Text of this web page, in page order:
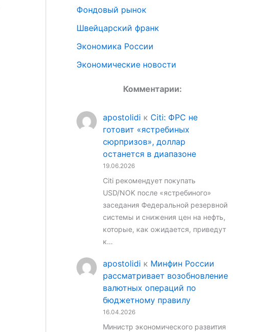
Фондовый рынок
Швейцарский франк
Экономика России
Экономические новости
Комментарии:
apostolidi к Citi: ФРС не
готовит «ястребиных
сюрпризов», доллар
останется в диапазоне
19.06.2026
Citi рекомендует покупать
USD/NOK после «ястребиного»
заседания Федеральной резервной
системы и снижения цен на нефть,
которые, как ожидается, приведут
к…
apostolidi к Минфин России
рассматривает возобновление
валютных операций по
бюджетному правилу
16.04.2026
Министр экономического развития